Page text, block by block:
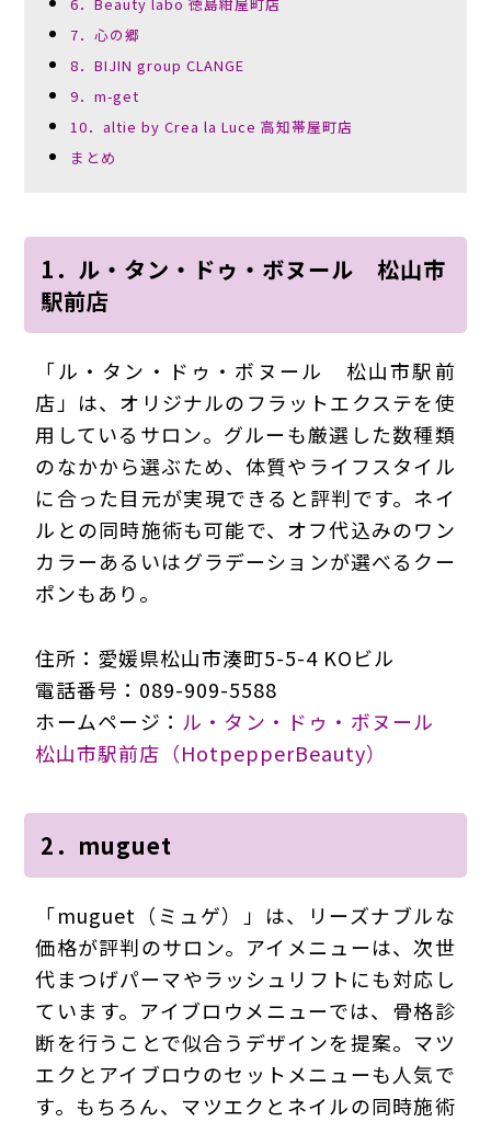
7．心の郷
8．BIJIN group CLANGE
9．m-get
10．altie by Crea la Luce 高知帯屋町店
まとめ
1．ル・タン・ドゥ・ボヌール 松山市
駅前店
「ル・タン・ドゥ・ボヌール 松山市駅前
店」は、オリジナルのフラットエクステを使
用しているサロン。グルーも厳選した数種類
のなかから選ぶため、体質やライフスタイル
に合った目元が実現できると評判です。ネイ
ルとの同時施術も可能で、オフ代込みのワン
カラーあるいはグラデーションが選べるクー
ポンもあり。
住所：愛媛県松山市湊町5-5-4 KOビル
電話番号：089-909-5588
ホームページ： ル・タン・ドゥ・ボヌール
松山市駅前店（HotpepperBeauty）
2．muguet
「muguet（ミュゲ）」は、リーズナブルな
価格が評判のサロン。アイメニューは、次世
代まつげパーマやラッシュリフトにも対応し
ています。アイブロウメニューでは、骨格診
断を行うことで似合うデザインを提案。マツ
エクとアイブロウのセットメニューも人気で
す。もちろん、マツエクとネイルの同時施術